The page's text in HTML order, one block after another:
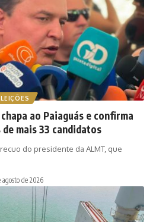
ao Paiaguás e confirma
mais 33 candidatos
do presidente da ALMT, que
agosto de 2026